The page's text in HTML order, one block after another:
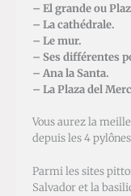
– El grande ou
– La cathédrale.
– Le mur.
– Ses différentes
– Ana la Santa.
– La Plaza del
Vous aurez la
depuis les 4
Parmi les sites
Salvador et la